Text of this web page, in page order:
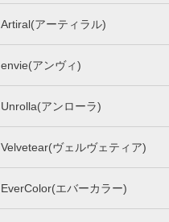
Artiral(アーティラル)
envie(アンヴィ)
Unrolla(アンローラ)
Velvetear(ヴェルヴェティア)
EverColor(エバーカラー)